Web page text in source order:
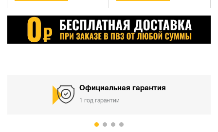
Официальная гарантия
1 год гарантии